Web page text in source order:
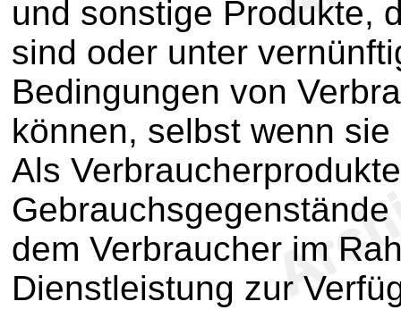
und sonstige Produkte,
sind oder unter
Bedingungen von
können, selbst wenn
Als
dem Verbraucher im
Dienstleistung zur